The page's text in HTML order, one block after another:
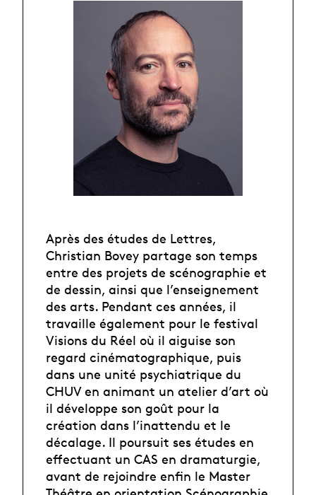
Après des études de Lettres,
Christian Bovey partage son temps
entre des projets de scénographie et
de dessin, ainsi que l’enseignement
des arts. Pendant ces années, il
travaille également pour le festival
Visions du Réel où il aiguise son
regard cinématographique, puis
dans une unité psychiatrique du
CHUV en animant un atelier d’art où
il développe son goût pour la
création dans l’inattendu et le
décalage. Il poursuit ses études en
effectuant un CAS en dramaturgie,
avant de rejoindre enfin le Master